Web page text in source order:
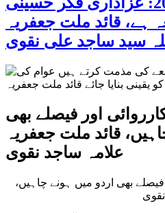
ہے، قائد ملت جعفریہ
سید ساجد علی نقوی
اور فیصلے بھی
قائد ملت جعفریہ
علامہ ساجد نقوی
بھی اردو میں ہونے چاہیں،